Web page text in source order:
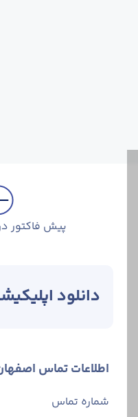
پیش فاکتور
دانلود
اطلاعات تماس
شماره تماس